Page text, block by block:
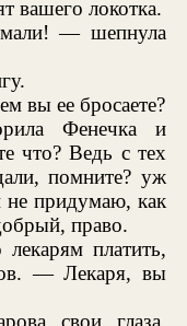
вашего локотка.
— шепнула
вы ее бросаете?
Фенечка и
что? Ведь с тех
помните? уж
придумаю, как
право.
платить,
— Лекаря, вы
свои глаза,